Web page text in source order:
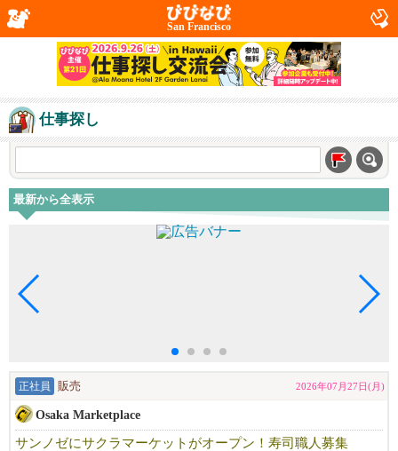
San Francisco
仕事探し
最新から全表示
正社員 販売 2026年07月27日(月)
Osaka Marketplace
サンノゼにサクラマーケットがオープン！寿司職人募集